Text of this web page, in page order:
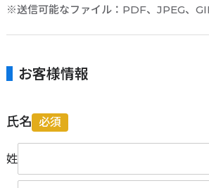
※送信可能なファイル：PDF、JPEG、
お客様情報
氏名 必須
姓